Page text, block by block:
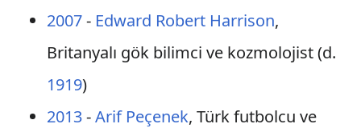
2007- Edward Robert Harrison,
Britanyalı gök bilimci ve kozmolojist (d.
1919)
2013-Arif Peçenek, Türk futbolcu ve